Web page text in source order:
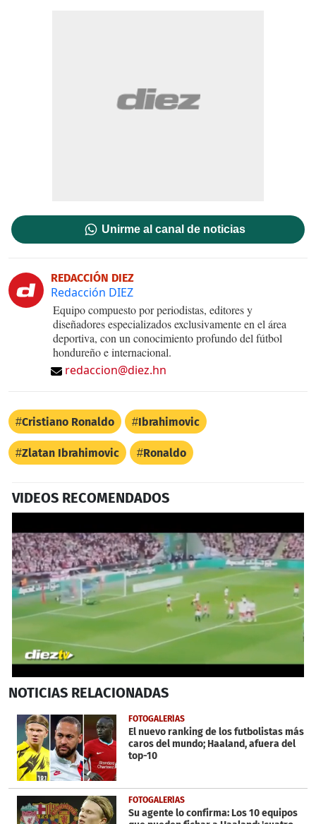
Unirme al canal de noticias
REDACCIÓN DIEZ
Redacción DIEZ
Equipo compuesto por periodistas, editores y
diseñadores especializados exclusivamente en el área
deportiva, con un conocimiento profundo del fútbol
hondureño e internacional.
redaccion@diez.hn
Cristiano Ronaldo Ibrahimovic
Zlatan Ibrahimovic Ronaldo
VIDEOS RECOMENDADOS
seconds
22
seconds
Próximo
NOTICIAS RELACIONADAS
FOTOGALERÍAS
El nuevo ranking de los futbolistas más
caros del mundo; Haaland, afuera del
top-10
FOTOGALERÍAS
Su agente lo confirma: Los 10 equipos